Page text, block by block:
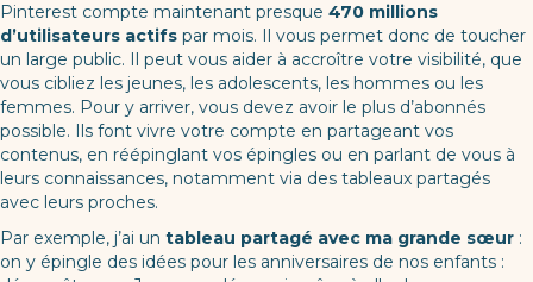
Pinterest compte maintenant presque 470 millions
d’utilisateurs actifs par mois. Il vous permet donc de toucher
un large public. Il peut vous aider à accroître votre visibilité, que
vous cibliez les jeunes, les adolescents, les hommes ou les
femmes. Pour y arriver, vous devez avoir le plus d’abonnés
possible. Ils font vivre votre compte en partageant vos
contenus, en réépinglant vos épingles ou en parlant de vous à
leurs connaissances, notamment via des tableaux partagés
avec leurs proches.
Par exemple, j’ai un tableau partagé avec ma grande sœur :
on y épingle des idées pour les anniversaires de nos enfants :